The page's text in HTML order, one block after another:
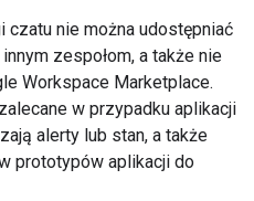
czatu nie można udostępniać
zespołom, a także nie
Workspace Marketplace.
w przypadku aplikacji
alerty lub stan, a także
prototypów aplikacji do